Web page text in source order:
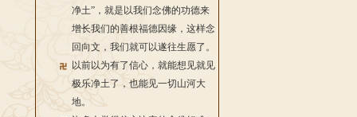
净土”，就是以我们念佛的功德来
增长我们的善根福德因缘，这样念
回向文，我们就可以遂往生愿了。
以前以为有了信心，就能想见就见
极乐净土了，也能见一切山河大
地。